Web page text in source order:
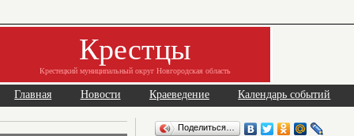
Крестцы
Крестецкий муниципальный округ Новгородская область
Главная Новости Краеведение Календарь событий
Поделиться…